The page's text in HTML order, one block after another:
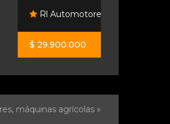
máquinas agrícolas »